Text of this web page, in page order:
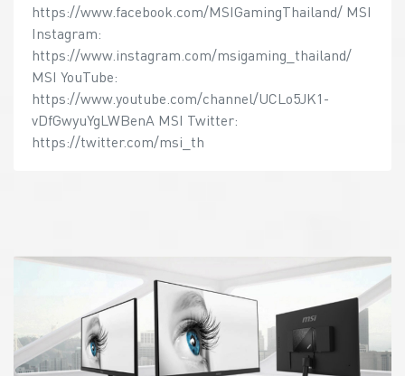
https://www.facebook.com/MSIGamingThailand/ MSI
Instagram:
https://www.instagram.com/msigaming_thailand/
MSI YouTube:
https://www.youtube.com/channel/UCLo5JK1-
vDfGwyuYgLWBenA MSI Twitter:
https://twitter.com/msi_th